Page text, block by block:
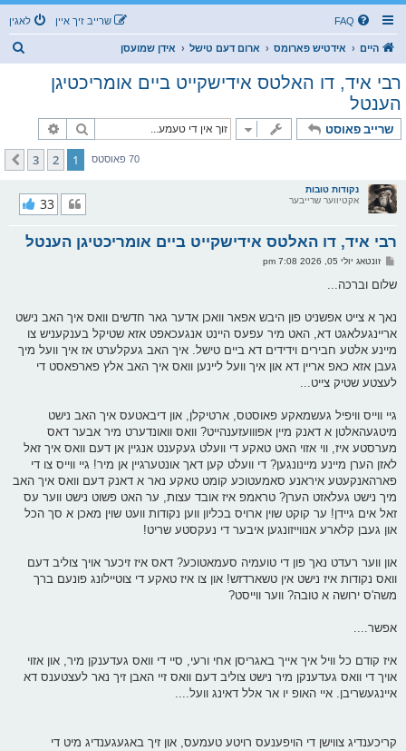
FAQ לאגין שרייב זיך איין
היים אידטיש פארומס ארום דעם טישל אידן שמועסן
רבי איד, דו האלטס אידישקייט ביים אומריכטיגן
הענטל
שרייב פאוסט זוך
70 פאוסטס 1
2
3
קומענדיגע
נקודות טובות
אקטיווער שרייבער
רבי איד, דו האלטס אידישקייט ביים אומריכטיגן הענטל
33
פ
ו
זונטאג יולי 05, 2026 7:08 pm
שלום וברכה...
נאך א צייט אפשניט פון היבש אפאר וואכן אדער גאר חדשים וואס איך האב נישט
אריינגעלאגט דא, האט מיר עפעס היינט אנגעכאפט אזא שטיקל בענקעניש צו
מיינע אלטע חבירים וידידים דא ביים טישל. איך האב געקלערט אז איך וועל מיך
געבן אזא כאפ אריין דא און איך וועל ליינען וואס איך האב אלץ פארפאסט די
לעצטע שטיק צייט...
גיי ווייס וויפיל געשמאקע פאוסטס, ארטיקלן, און דיבאטעס איך האב נישט
מיטגעהאלטן א דאנק מיין אפווועזענהייט? וואס וואונדערט מיר אבער דאס
מערסטע איז, ווי אזוי האט טאקע די וועלט געקענט אנגיין אן דעם וואס איך זאל
לאזן הערן מיינע מיינונגען? די וועלט קען דאך אונטערגיין אן מיר! גיי ווייס צו די
פארהאנקעטע איראנע סאמעטוכע קומט טאקע נאר א דאנק דעם וואס איך האב
מיך נישט געלאזט הערן? טראמפ איז אובד עצות, ער האט פשוט נישט ווער עס
זאל אים גיידן! ער קוקט שוין ארויס בכליון ווען נקודות וועט שוין מאכן א סך הכל
און געבן קלארע אנווייזונגען איבער די נעקסטע שריט!
און ווער רעדט נאך פון די טועמיה סעמאטוכע? דאס איז זיכער אויך צוליב דעם
וואס נקודות איז נישט אין טשארדזש! און צו איז טאקע די צוטיילונג פונעם ברך
משה'ס ירושה א טובה? ווער ווייסט?
אפשר....
איז קודם כל וויל איך אייך באגריסן אחי ורעי, סיי די וואס געדענקן מיר, און אזוי
אויך די וואס געדענקן מיר נישט צוליב דעם וואס זיי האבן זיך נאר לעצטענס דא
איינגעשריבן. איי האופ יו אר אלל דאינג וועל....
קריכענדיג צווישן די הויפענעס רויטע טעמעס, און זיך באגעגענדיג מיט די